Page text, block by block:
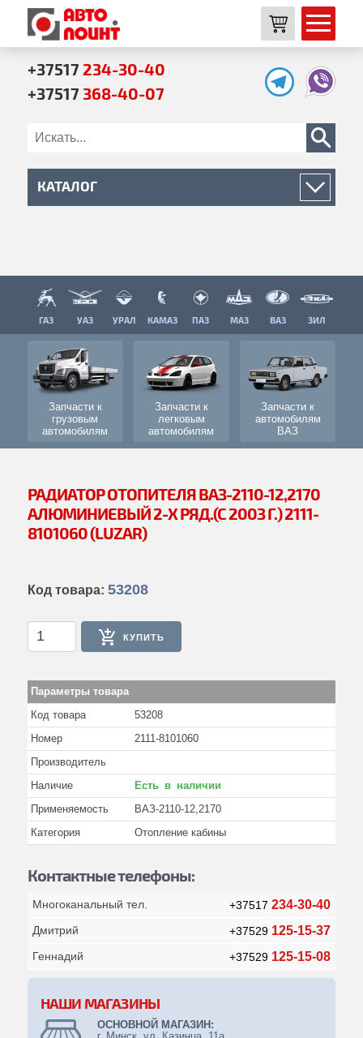
+37517 234-30-40
+37517 368-40-07
КАТАЛОГ
Ходовая часть
Кузов
Двери кабины и фургона
Принадлежности кабины
Механизмы управления
Дополнительное оборудование
Электрооборудование и приборы
Оперение
Подъемник платформы
Знаки
Каталоги
Манжеты, кольца резиновые
Масла, технические жидкости и др.
Подшипники
Ремкомплекты
Шланги, трубки и рвд
Насосы шестеренчатые (нш)
ГАЗ УАЗ УРАЛ КАМАЗ ПАЗ МАЗ ВАЗ ЗИЛ
Запчасти к
грузовым
автомобилям
Запчасти к
легковым
автомобилям
Запчасти к
автомобилям
ВАЗ
РАДИАТОР ОТОПИТЕЛЯ ВАЗ-2110-12,2170
АЛЮМИНИЕВЫЙ 2-Х РЯД.(С 2003 Г.) 2111-
8101060 (LUZAR)
Код товара: 53208
КУПИТЬ
Параметры товара
Код товара
53208
Номер
2111-8101060
Производитель
Наличие
Есть в наличии
Применяемость
ВАЗ-2110-12,2170
Категория
Отопление кабины
Контактные телефоны:
Многоканальный тел. +37517 234-30-40
Дмитрий +37529 125-15-37
Геннадий +37529 125-15-08
НАШИ МАГАЗИНЫ
ОСНОВНОЙ МАГАЗИН: